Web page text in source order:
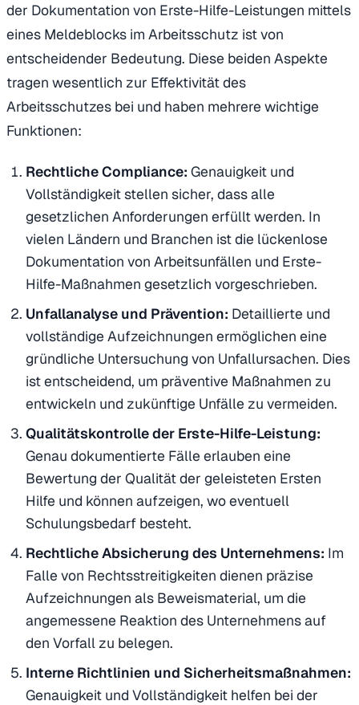
der Dokumentation von Erste-Hilfe-Leistungen mittels
eines Meldeblocks im Arbeitsschutz ist von
entscheidender Bedeutung. Diese beiden Aspekte
tragen wesentlich zur Effektivität des
Arbeitsschutzes bei und haben mehrere wichtige
Funktionen:
Rechtliche Compliance: Genauigkeit und
Vollständigkeit stellen sicher, dass alle
gesetzlichen Anforderungen erfüllt werden. In
vielen Ländern und Branchen ist die lückenlose
Dokumentation von Arbeitsunfällen und Erste-
Hilfe-Maßnahmen gesetzlich vorgeschrieben.
Unfallanalyse und Prävention: Detaillierte und
vollständige Aufzeichnungen ermöglichen eine
gründliche Untersuchung von Unfallursachen. Dies
ist entscheidend, um präventive Maßnahmen zu
entwickeln und zukünftige Unfälle zu vermeiden.
Qualitätskontrolle der Erste-Hilfe-Leistung:
Genau dokumentierte Fälle erlauben eine
Bewertung der Qualität der geleisteten Ersten
Hilfe und können aufzeigen, wo eventuell
Schulungsbedarf besteht.
Rechtliche Absicherung des Unternehmens: Im
Falle von Rechtsstreitigkeiten dienen präzise
Aufzeichnungen als Beweismaterial, um die
angemessene Reaktion des Unternehmens auf
den Vorfall zu belegen.
Interne Richtlinien und Sicherheitsmaßnahmen:
Genauigkeit und Vollständigkeit helfen bei der